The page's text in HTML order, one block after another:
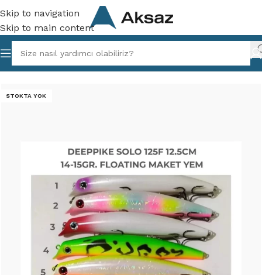
Skip to navigation
Skip to main content
/ Vibrasyon ve Maket Yemler Suni ve Maket Yemler
STOKTA YOK